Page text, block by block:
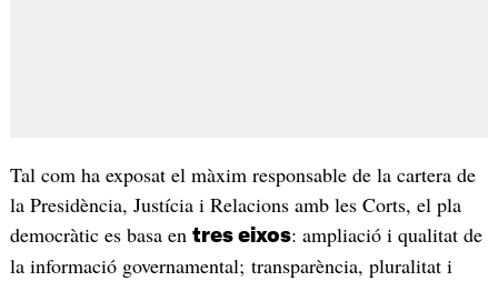
Tal com ha exposat el màxim responsable de la cartera de
la Presidència, Justícia i Relacions amb les Corts, el pla
democràtic es basa en tres eixos: ampliació i qualitat de
la informació governamental; transparència, pluralitat i